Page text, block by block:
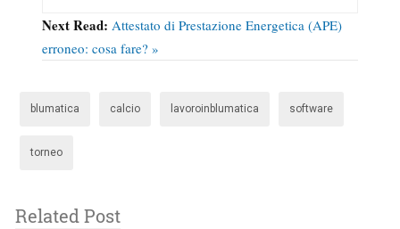
Next Read: Attestato di Prestazione Energetica (APE)
erroneo: cosa fare? »
blumatica calcio lavoroinblumatica software
torneo
Related Post